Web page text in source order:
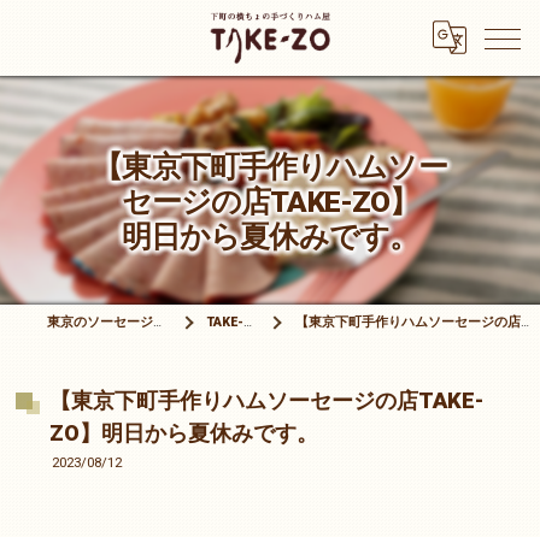
【東京下町手作りハムソー
セージの店TAKE-ZO】
明日から夏休みです。
東京のソーセージは有限会社竹三商店 TAKE-ZOブログ 【東京下町手作りハムソーセージの店TAKE-ZO】明日から夏休みです。
【東京下町手作りハムソーセージの店TAKE-
ZO】明日から夏休みです。
2023/08/12